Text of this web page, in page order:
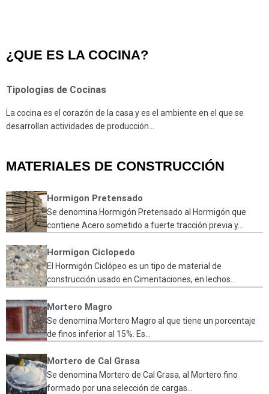
¿QUE ES LA COCINA?
Tipologias de Cocinas
La cocina es el corazón de la casa y es el ambiente en el que se
desarrollan actividades de producción…
MATERIALES DE CONSTRUCCIÓN
Hormigon Pretensado
Se denomina Hormigón Pretensado al Hormigón que
contiene Acero sometido a fuerte tracción previa y...
Hormigon Ciclopedo
El Hormigón Ciclópeo es un tipo de material de
construcción usado en Cimentaciones, en lechos...
Mortero Magro
Se denomina Mortero Magro al que tiene un porcentaje
de finos inferior al 15%. Es...
Mortero de Cal Grasa
Se denomina Mortero de Cal Grasa, al Mortero fino
formado por una selección de cargas...